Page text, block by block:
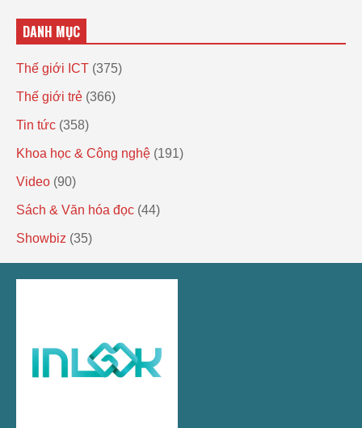
DANH MỤC
Thế giới ICT (375)
Thế giới trẻ (366)
Tin tức (358)
Khoa học & Công nghệ (191)
Video (90)
Sách & Văn hóa đọc (44)
Showbiz (35)